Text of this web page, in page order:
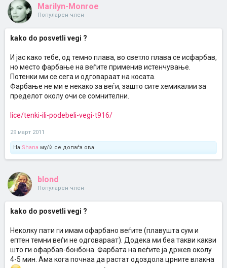
Marilyn-Monroe
Популарен член
kako do posvetli vegi ?
И јас како тебе, од темно плава, во светло плава се исфарбав,
но место фарбање на веѓите применив истенчување.
Потенки ми се сега и одговараат на косата.
Фарбање не ми е некако за веѓи, зашто сите хемикалии за
пределот околу очи се сомнителни.
lice/tenki-ili-podebeli-vegi-t916/
29 март 2011
На Shana му/ѝ се допаѓа ова.
blond
Популарен член
kako do posvetli vegi ?
Неколку пати ги имам офарбано веѓите (плавушта сум и
ептен темни веѓи не одговараат). Додека ми беа такви какви
што ги офарбав-бонбона. Фарбата на веѓите ја држев околу
4-5 мин. Ама кога почнаа да растат одоздола црните влакна